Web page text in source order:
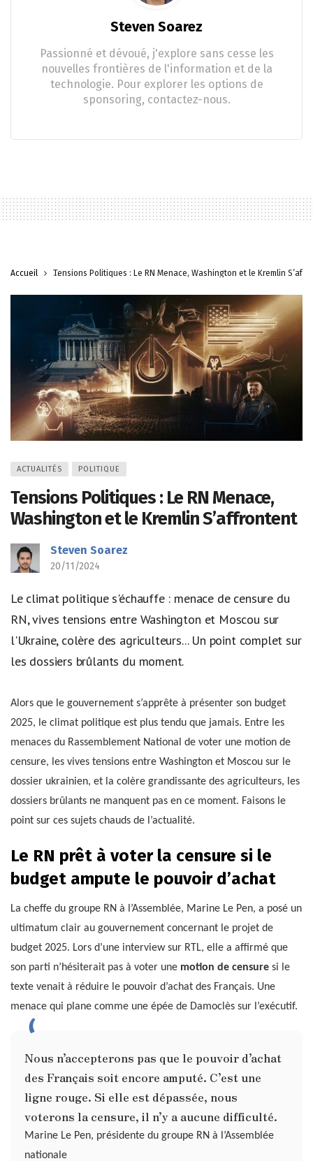
Steven Soarez
Passionné et dévoué, j'explore sans cesse les
nouvelles frontières de l'information et de la
technologie. Pour explorer les options de
sponsoring, contactez-nous.
Accueil Tensions Politiques : Le RN Menace, Washington et le Kremlin
ACTUALITÉS POLITIQUE
Tensions Politiques : Le RN Menace,
Washington et le Kremlin S’affrontent
Steven Soarez
20/11/2024
Le climat politique s'échauffe : menace de censure du
RN, vives tensions entre Washington et Moscou sur
l'Ukraine, colère des agriculteurs... Un point complet sur
les dossiers brûlants du moment.
Alors que le gouvernement s’apprête à présenter son budget
2025, le climat politique est plus tendu que jamais. Entre les
menaces du Rassemblement National de voter une motion de
censure, les vives tensions entre Washington et Moscou sur le
dossier ukrainien, et la colère grandissante des agriculteurs, les
dossiers brûlants ne manquent pas en ce moment. Faisons le
point sur ces sujets chauds de l’actualité.
Le RN prêt à voter la censure si le
budget ampute le pouvoir d’achat
La cheffe du groupe RN à l’Assemblée, Marine Le Pen, a posé un
ultimatum clair au gouvernement concernant le projet de
budget 2025. Lors d’une interview sur RTL, elle a affirmé que
son parti n’hésiterait pas à voter une motion de censure si le
texte venait à réduire le pouvoir d’achat des Français. Une
menace qui plane comme une épée de Damoclès sur l’exécutif.
Nous n’accepterons pas que le pouvoir d’achat
des Français soit encore amputé. C’est une
ligne rouge. Si elle est dépassée, nous
voterons la censure, il n’y a aucune difficulté.
Marine Le Pen, présidente du groupe RN à l’Assemblée
nationale